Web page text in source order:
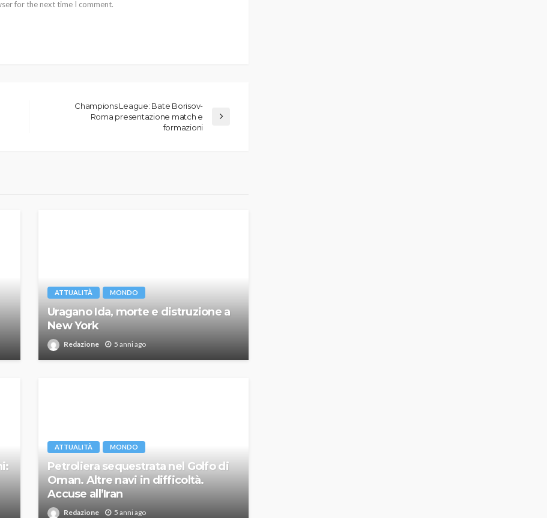
for the next time I comment.
Champions League: Bate Borisov-
Roma presentazione match e
formazioni
ATTUALITÀ MONDO
Uragano Ida, morte e distruzione a
New York
Redazione 5 anni ago
ATTUALITÀ MONDO
Petroliera sequestrata nel Golfo di
Oman. Altre navi in difficoltà.
Accuse all’Iran
Redazione 5 anni ago